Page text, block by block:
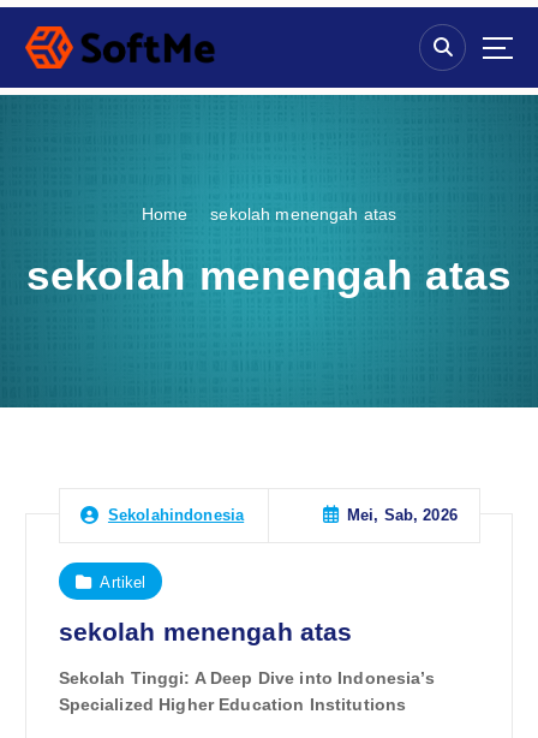
S
p
Home sekolah menengah atas
sekolah menengah atas
Sekolahindonesia Mei, Sab, 2026
Artikel
sekolah menengah atas
Sekolah Tinggi: A Deep Dive into Indonesia’s
Specialized Higher Education Institutions